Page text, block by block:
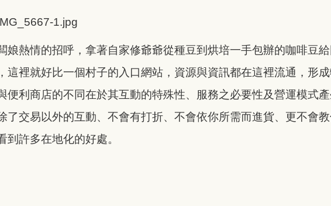
娘熱情的招呼，拿著自家修爺爺從種豆到烘培一手包辦的咖啡豆
這裡就好比一個村子的入口網站，資源與資訊都在這裡流通，形
便利商店的不同在於其互動的特殊性、服務之必要性及營運模式
了交易以外的互動、不會有打折、不會依你所需而進貨、更不會
到許多在地化的好處。